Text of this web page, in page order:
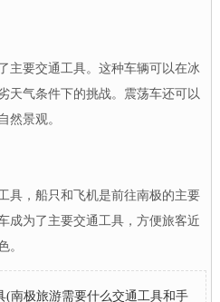
主要交通工具。这种车辆可以在冰
天气条件下的挑战。震荡车还可以
然景观。
具，船只和飞机是前往南极的主要
成为了主要交通工具，方便旅客近
。
(南极旅游需要什么交通工具和手